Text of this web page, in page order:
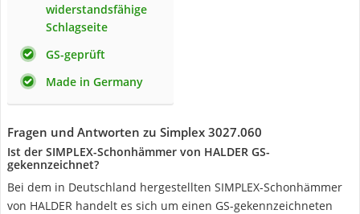
widerstandsfähige
Schlagseite
GS-geprüft
Made in Germany
Fragen und Antworten zu Simplex 3027.060
Ist der SIMPLEX-Schonhämmer von HALDER GS-
gekennzeichnet?
Bei dem in Deutschland hergestellten SIMPLEX-Schonhämmer
von HALDER handelt es sich um einen GS-gekennzeichneten